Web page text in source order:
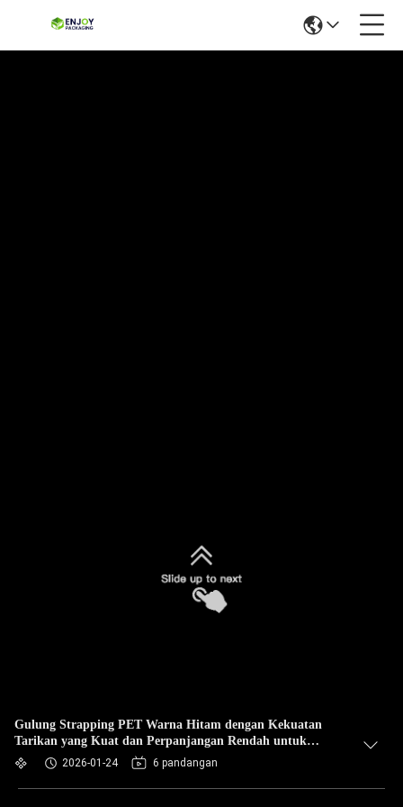
Gulung Strapping PET Warna Hitam dengan Kekuatan
Tarikan yang Kuat dan Perpanjangan Rendah untuk
Kemasan yang Aman
2026-01-24 6 pandangan